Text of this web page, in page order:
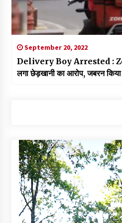
September 20, 2022
Delivery Boy Arrested :
लगा छेड़खानी का आरोप, जबरन